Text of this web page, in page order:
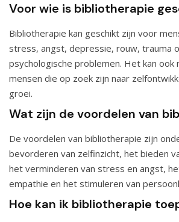
Voor wie is bibliotherapie
Bibliotherapie kan geschikt zijn voor
stress, angst, depressie, rouw, trauma
psychologische problemen. Het kan ook
mensen die op zoek zijn naar
groei.
Wat zijn de voordelen van
De voordelen van bibliotherapie zijn
bevorderen van zelfinzicht, het bieden
het verminderen van stress en angst,
empathie en het stimuleren van
Hoe kan ik bibliotherapie